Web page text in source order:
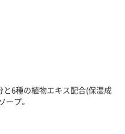
と6種の植物エキス配合(保湿成
プ。